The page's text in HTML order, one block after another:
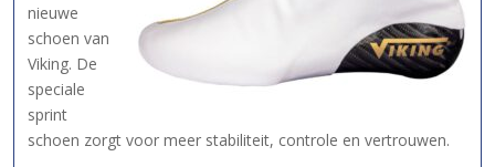
nieuwe
schoen van
Viking. De
speciale
sprint
schoen zorgt voor meer stabiliteit, controle en vertrouwen.